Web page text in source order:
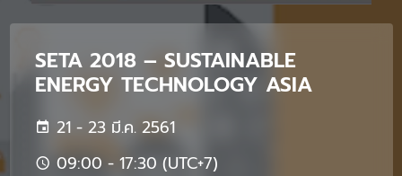
SETA 2018 – SUSTAINABLE
ENERGY TECHNOLOGY ASIA
21 - 23 มี.ค. 2561
09:00 - 17:30 (UTC+7)